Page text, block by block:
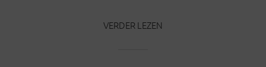
VERDER LEZEN